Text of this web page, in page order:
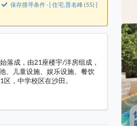
保存搜寻条件 - [ 住宅,晋名峰 (55) ]
落成，由21座楼宇/洋房组成，
、儿童设施、娱乐设施、餐饮
，中学校区在沙田。